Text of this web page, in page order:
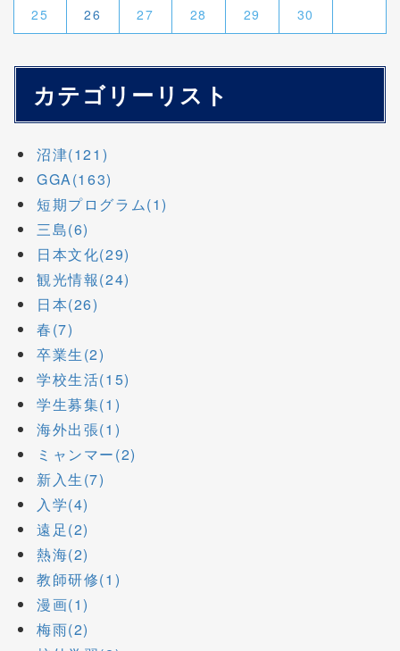
25 26 27 28 29 30
カテゴリーリスト
沼津(121)
GGA(163)
短期プログラム(1)
三島(6)
日本文化(29)
観光情報(24)
日本(26)
春(7)
卒業生(2)
学校生活(15)
学生募集(1)
海外出張(1)
ミャンマー(2)
新入生(7)
入学(4)
遠足(2)
熱海(2)
教師研修(1)
漫画(1)
梅雨(2)